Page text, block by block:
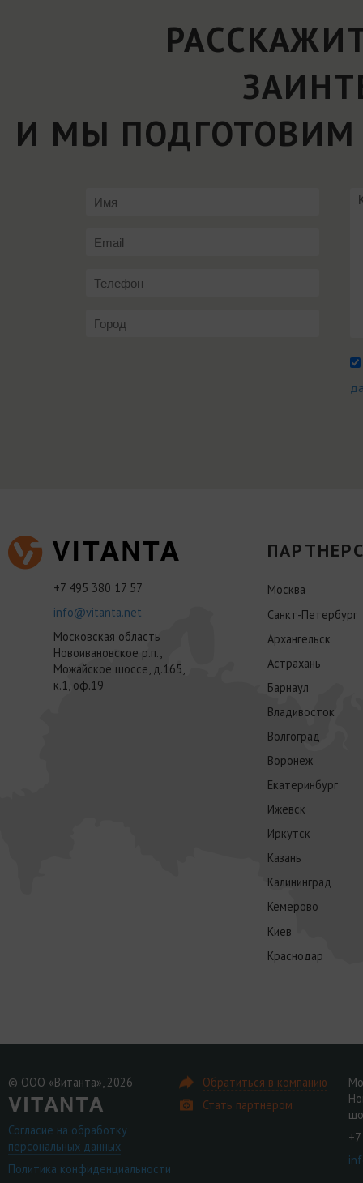
И МЫ ПОДГОТОВИМ
+7 495 380 17 57
info@vitanta.net
Московская область
Новоивановское р.п.,
Можайское шоссе, д.165,
к.1, оф.19
Москва
Санкт-Петербург
Архангельск
Астрахань
Барнаул
Владивосток
Волгоград
Воронеж
Екатеринбург
Ижевск
Иркутск
Казань
Калининград
Кемерово
Киев
Краснодар
© ООО «Витанта», 2026
Согласие на обработку
персональных данных
Политика конфиденциальности
Обратиться в компанию
Стать партнером